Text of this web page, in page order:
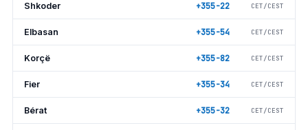
Shkoder +355-22 CET/CEST
Elbasan +355-54 CET/CEST
Korçë +355-82 CET/CEST
Fier +355-34 CET/CEST
Bérat +355-32 CET/CEST